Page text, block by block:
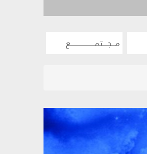
مــجـــتمــــــــــــــــع